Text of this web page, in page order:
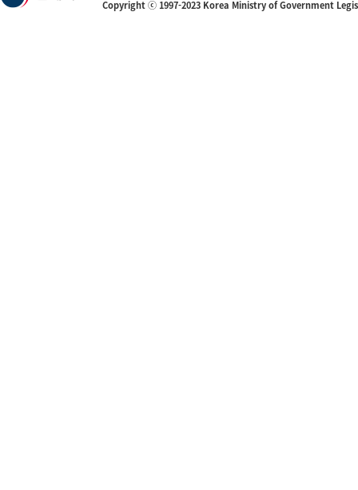
Copyright ⓒ 1997-2023 Korea Ministry of Government